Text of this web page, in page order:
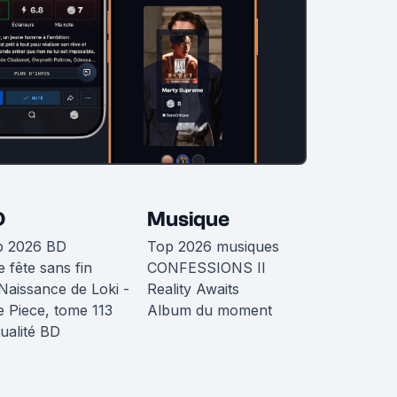
2026 BD
fête sans fin
de Loki -
Piece, tome 113
BD
Musique
Top 2026 musiques
CONFESSIONS II
Reality Awaits
Album du moment